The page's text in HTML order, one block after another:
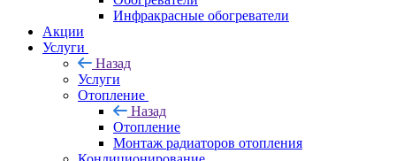
Инфракрасные обогреватели
Акции
Услуги
Назад
Услуги
Отопление
Назад
Отопление
Монтаж радиаторов отопления